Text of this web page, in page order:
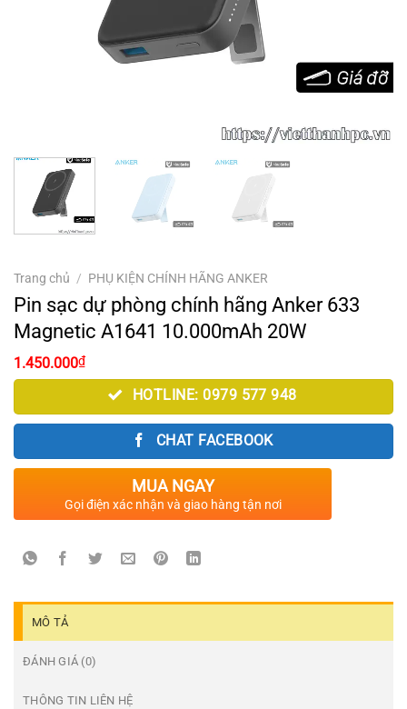
Trang chủ / PHỤ KIỆN CHÍNH HÃNG ANKER
Pin sạc dự phòng chính hãng Anker 633
Magnetic A1641 10.000mAh 20W
Giá
gốc
1.450.000₫Giá
hiện
1.450.000₫.
HOTLINE: 0979 577 948
CHAT FACEBOOK
MUA NGAY
Gọi điện xác nhận và giao hàng tận nơi
MÔ TẢ
ĐÁNH GIÁ (0)
THÔNG TIN LIÊN HỆ